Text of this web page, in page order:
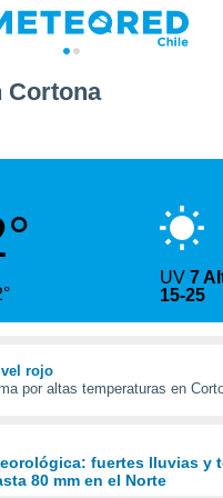
Cortona
UV7
15-25
rojo
por altas temperaturas en
fuertes lluvias y
80 mm en el Norte